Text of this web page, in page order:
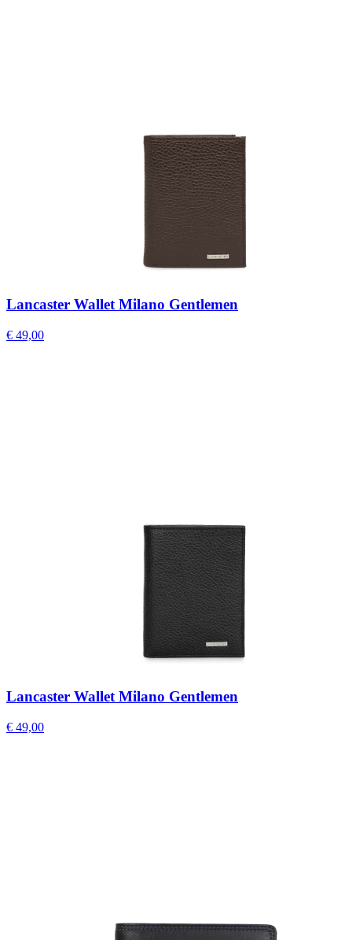
Lancaster Wallet Milano Gentlemen
€ 49,00
Lancaster Wallet Milano Gentlemen
€ 49,00